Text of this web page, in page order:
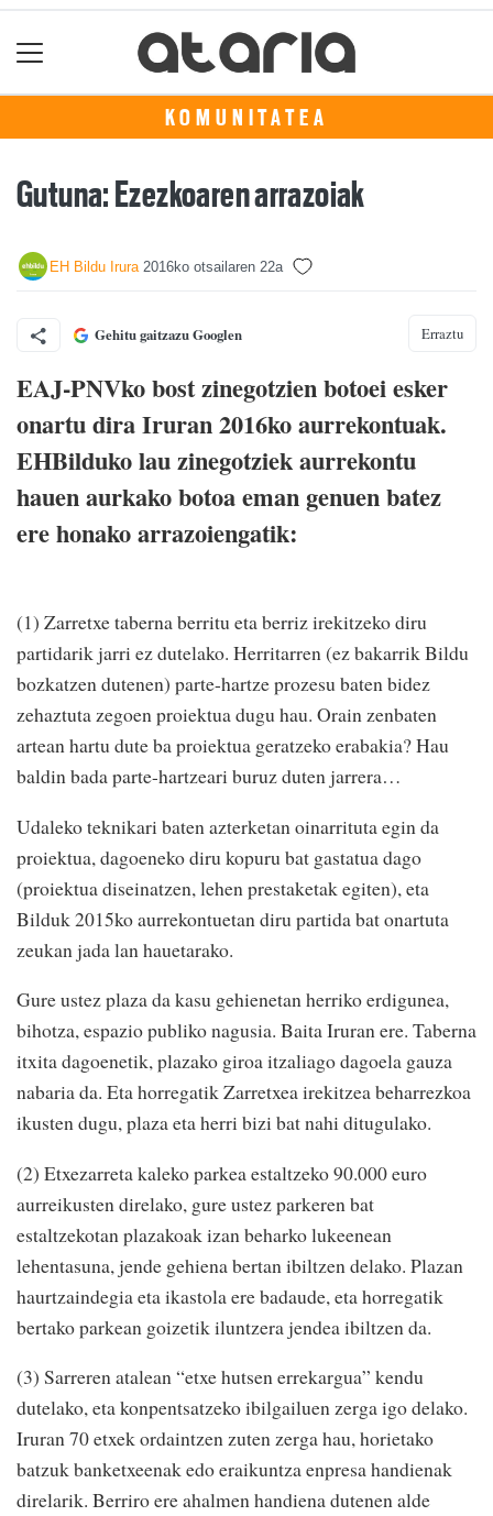
KOMUNITATEA
Gutuna: Ezezkoaren arrazoiak
EH Bildu Irura 2016ko otsailaren 22a
Gehitu gaitzazu Googlen Erraztu
EAJ-PNVko bost zinegotzien botoei esker
onartu dira Iruran 2016ko aurrekontuak.
EHBilduko lau zinegotziek aurrekontu
hauen aurkako botoa eman genuen batez
ere honako arrazoiengatik:
(1) Zarretxe taberna berritu eta berriz irekitzeko diru
partidarik jarri ez dutelako. Herritarren (ez bakarrik Bildu
bozkatzen dutenen) parte-hartze prozesu baten bidez
zehaztuta zegoen proiektua dugu hau. Orain zenbaten
artean hartu dute ba proiektua geratzeko erabakia? Hau
baldin bada parte-hartzeari buruz duten jarrera…
Udaleko teknikari baten azterketan oinarrituta egin da
proiektua, dagoeneko diru kopuru bat gastatua dago
(proiektua diseinatzen, lehen prestaketak egiten), eta
Bilduk 2015ko aurrekontuetan diru partida bat onartuta
zeukan jada lan hauetarako.
Gure ustez plaza da kasu gehienetan herriko erdigunea,
bihotza, espazio publiko nagusia. Baita Iruran ere. Taberna
itxita dagoenetik, plazako giroa itzaliago dagoela gauza
nabaria da. Eta horregatik Zarretxea irekitzea beharrezkoa
ikusten dugu, plaza eta herri bizi bat nahi ditugulako.
(2) Etxezarreta kaleko parkea estaltzeko 90.000 euro
aurreikusten direlako, gure ustez parkeren bat
estaltzekotan plazakoak izan beharko lukeenean
lehentasuna, jende gehiena bertan ibiltzen delako. Plazan
haurtzaindegia eta ikastola ere badaude, eta horregatik
bertako parkean goizetik iluntzera jendea ibiltzen da.
(3) Sarreren atalean “etxe hutsen errekargua” kendu
dutelako, eta konpentsatzeko ibilgailuen zerga igo delako.
Iruran 70 etxek ordaintzen zuten zerga hau, horietako
batzuk banketxeenak edo eraikuntza enpresa handienak
direlarik. Berriro ere ahalmen handiena dutenen alde